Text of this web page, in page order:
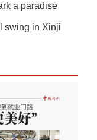
十载守护一
a paradise
swing in Xinji